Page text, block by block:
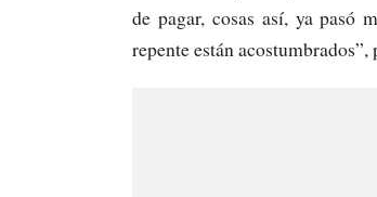
de pagar, cosas así, ya pasó
repente están